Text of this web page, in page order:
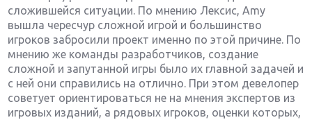
сложившейся ситуации. По мнению Лексис, Amy
вышла чересчур сложной игрой и большинство
игроков забросили проект именно по этой причине. По
мнению же команды разработчиков, создание
сложной и запутанной игры было их главной задачей и
с ней они справились на отлично. При этом девелопер
советует ориентироваться не на мнения экспертов из
игровых изданий, а рядовых игроков, оценки которых,